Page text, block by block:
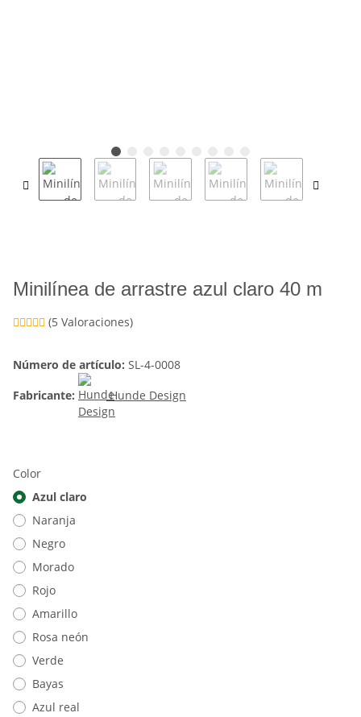
Minilínea de arrastre azul claro 40 m
(5 Valoraciones)
Número de artículo: SL-4-0008
Fabricante:
Hunde Design
Color
Azul claro
Naranja
Negro
Morado
Rojo
Amarillo
Rosa neón
Verde
Bayas
Azul real